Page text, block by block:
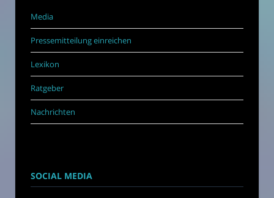
Media
Pressemitteilung einreichen
Lexikon
Ratgeber
Nachrichten
SOCIAL MEDIA